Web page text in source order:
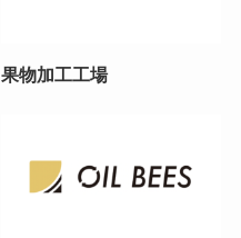
果物加工工場